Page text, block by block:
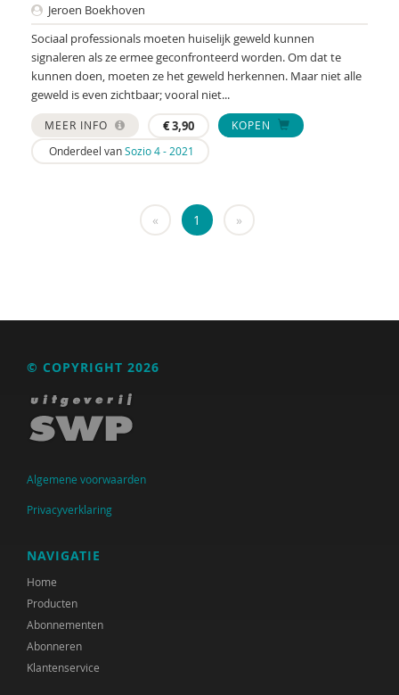
Ine Avontuur
Herman Baartman
Paul Baeten
Hilde Bakker
Leonie Bakker
Marianne Berger
Charlotte van Besouw
Anne Bijlsma
Betty-Ann Blommers
Anoek Boers
Arjan Bolt
Jeroen Boekhoven
Sociaal professionals moeten huiselijk geweld kunnen
signaleren als ze ermee geconfronteerd worden. Om dat te
kunnen doen, moeten ze het geweld herkennen. Maar niet alle
geweld is even zichtbaar; vooral niet...
MEER INFO €3,90
KOPEN
Onderdeel vanSozio 4 - 2021
« 1 »
© COPYRIGHT 2026
Algemene voorwaarden
Privacyverklaring
NAVIGATIE
Home
Producten
Abonnementen
Abonneren
Klantenservice